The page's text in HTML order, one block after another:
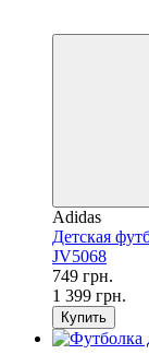
Adidas
Детская
JV5068
749 грн.
1 399 грн.
Купить